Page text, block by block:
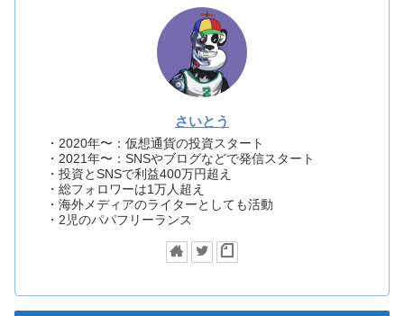
さいとう
・2020年〜：仮想通貨の投資スタート
・2021年〜：SNSやブログなどで発信スタート
・投資とSNSで利益400万円超え
・総フォロワーは1万人超え
・海外メディアのライターとしても活動
・2児のパパフリーランス